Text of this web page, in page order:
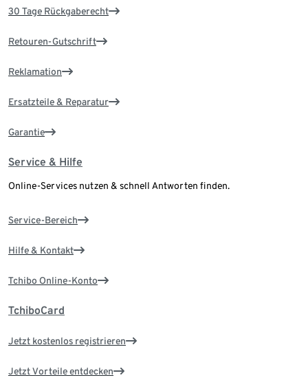
30 Tage Rückgaberecht
Retouren-Gutschrift
Reklamation
Ersatzteile & Reparatur
Garantie
Service & Hilfe
Online-Services nutzen & schnell Antworten finden.
Service-Bereich
Hilfe & Kontakt
Tchibo Online-Konto
TchiboCard
Jetzt kostenlos registrieren
Jetzt Vorteile entdecken